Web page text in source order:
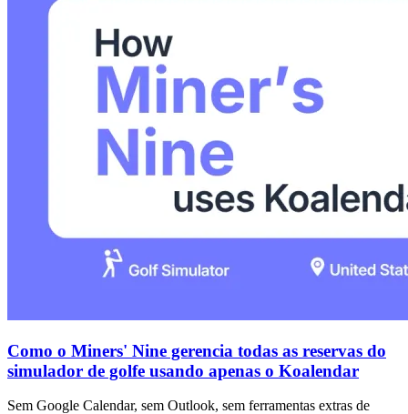
Como o Miners' Nine gerencia todas as reservas do
simulador de golfe usando apenas o Koalendar
Sem Google Calendar, sem Outlook, sem ferramentas extras de